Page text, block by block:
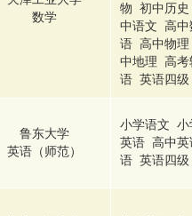
数学
物 初中历
中语文 高
语 高中物
中地理 高考
语 英语四级
鲁东大学
英语（师范）
小学语文 小
英语 高中英
语 英语四